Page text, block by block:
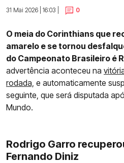
31 Mai 2026 | 16:03 |
0
O meia do Corinthians que
amarelo e se tornou
do Campeonato Brasileiro é
advertência aconteceu na
rodada, e automaticamente
seguinte, que será disputada
Mundo.
Rodrigo Garro
Fernando Diniz